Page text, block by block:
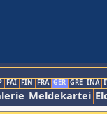
FAI FIN FRA GER GRE INA
Meldekartei